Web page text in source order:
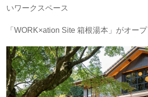
いワークスペース
「WORK×ation Site 箱根湯本」がオープ